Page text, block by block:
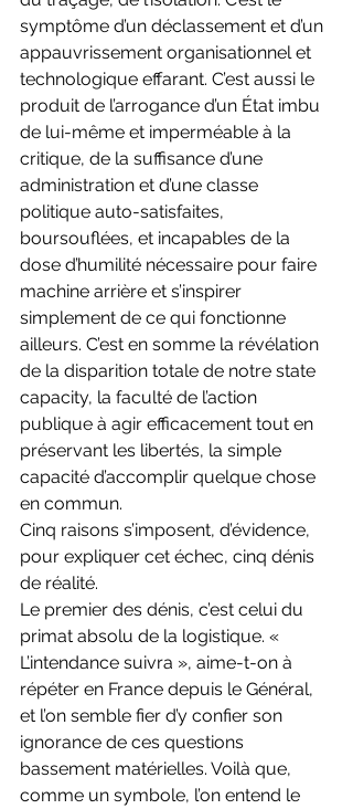
symptôme d’un déclassement et d’un
appauvrissement organisationnel et
technologique effarant. C’est aussi le
produit de l’arrogance d’un État imbu
de lui-même et imperméable à la
critique, de la suffisance d’une
administration et d’une classe
politique auto-satisfaites,
boursouflées, et incapables de la
dose d’humilité nécessaire pour faire
machine arrière et s’inspirer
simplement de ce qui fonctionne
ailleurs. C’est en somme la révélation
de la disparition totale de notre state
capacity, la faculté de l’action
publique à agir efficacement tout en
préservant les libertés, la simple
capacité d’accomplir quelque chose
en commun.
Cinq raisons s’imposent, d’évidence,
pour expliquer cet échec, cinq dénis
de réalité.
Le premier des dénis, c’est celui du
primat absolu de la logistique. «
L’intendance suivra », aime-t-on à
répéter en France depuis le Général,
et l’on semble fier d’y confier son
ignorance de ces questions
bassement matérielles. Voilà que,
comme un symbole, l’on entend le